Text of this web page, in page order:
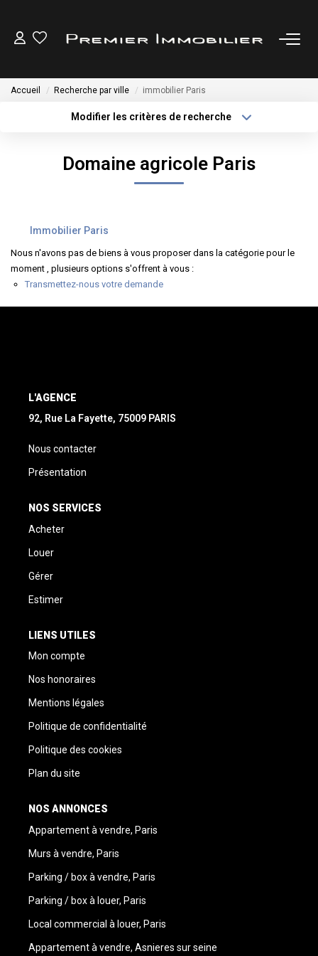
LOUER
ESTIMER
CONTACT
Accueil Recherche par ville immobilier Paris
Modifier les critères de recherche
Type de bienDomaine agricole Paris
Immobilier Paris
Nous n'avons pas de biens à vous proposer dans la catégorie pour le
moment , plusieurs options s'offrent à vous :
Transmettez-nous votre demande
L'AGENCE
92, Rue La Fayette, 75009 PARIS
Nous contacter
Présentation
NOS SERVICES
Acheter
Louer
Gérer
Estimer
LIENS UTILES
Mon compte
Nos honoraires
Mentions légales
Politique de confidentialité
Politique des cookies
Plan du site
NOS ANNONCES
Appartement à vendre, Paris
Murs à vendre, Paris
Parking / box à vendre, Paris
Parking / box à louer, Paris
Local commercial à louer, Paris
Appartement à vendre, Asnieres sur seine